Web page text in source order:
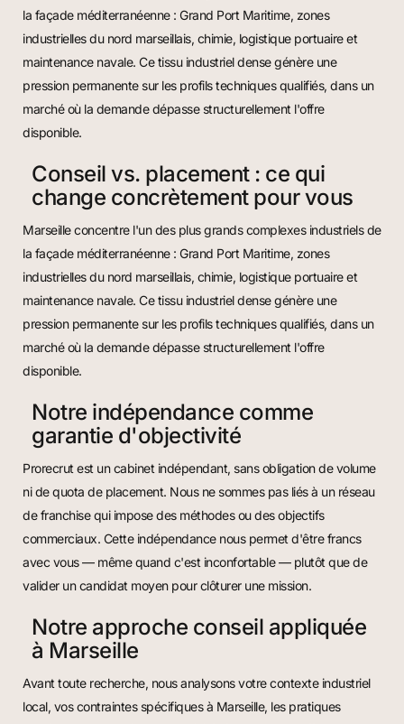
la façade méditerranéenne : Grand Port Maritime, zones
industrielles du nord marseillais, chimie, logistique portuaire et
maintenance navale. Ce tissu industriel dense génère une
pression permanente sur les profils techniques qualifiés, dans un
marché où la demande dépasse structurellement l'offre
disponible.
Conseil vs. placement : ce qui
change concrètement pour vous
Marseille concentre l'un des plus grands complexes industriels de
la façade méditerranéenne : Grand Port Maritime, zones
industrielles du nord marseillais, chimie, logistique portuaire et
maintenance navale. Ce tissu industriel dense génère une
pression permanente sur les profils techniques qualifiés, dans un
marché où la demande dépasse structurellement l'offre
disponible.
Notre indépendance comme
garantie d'objectivité
Prorecrut est un cabinet indépendant, sans obligation de volume
ni de quota de placement. Nous ne sommes pas liés à un réseau
de franchise qui impose des méthodes ou des objectifs
commerciaux. Cette indépendance nous permet d'être francs
avec vous — même quand c'est inconfortable — plutôt que de
valider un candidat moyen pour clôturer une mission.
Notre approche conseil appliquée
à Marseille
Avant toute recherche, nous analysons votre contexte industriel
local, vos contraintes spécifiques à Marseille, les pratiques